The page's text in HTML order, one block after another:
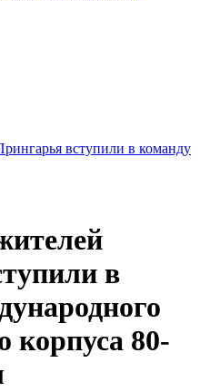
вступили в команду
в
корпуса 80-